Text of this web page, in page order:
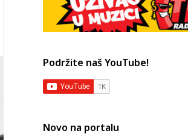
Podržite naš YouTube!
Novo na portalu